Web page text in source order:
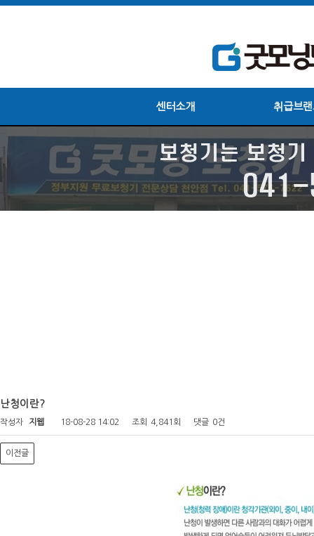
센터소개 취급브
난청이란?
작성자 지웹 18-08-28 14:02 조회 4,841회 댓글 0건
이전글